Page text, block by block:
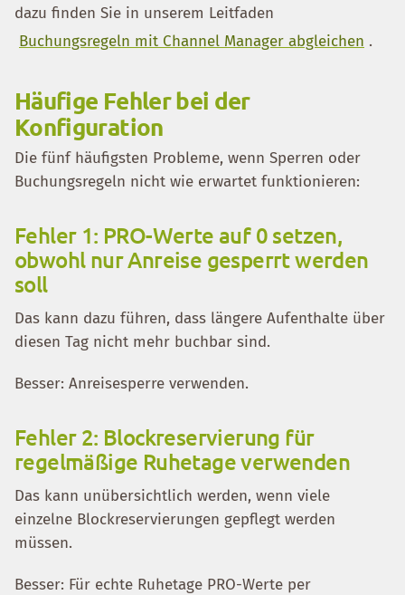
dazu finden Sie in unserem Leitfaden
Buchungsregeln mit Channel Manager abgleichen .
Häufige Fehler bei der
Konfiguration
Die fünf häufigsten Probleme, wenn Sperren oder
Buchungsregeln nicht wie erwartet funktionieren:
Fehler 1: PRO-Werte auf 0 setzen,
obwohl nur Anreise gesperrt werden
soll
Das kann dazu führen, dass längere Aufenthalte über
diesen Tag nicht mehr buchbar sind.
Besser: Anreisesperre verwenden.
Fehler 2: Blockreservierung für
regelmäßige Ruhetage verwenden
Das kann unübersichtlich werden, wenn viele
einzelne Blockreservierungen gepflegt werden
müssen.
Besser: Für echte Ruhetage PRO-Werte per